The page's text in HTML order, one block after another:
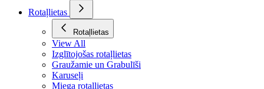
Rotaļlietas
Rotaļlietas
View All
Izglītojošas rotaļlietas
Graužamie un Grabulīši
Karuseļi
Miega rotaļlietas